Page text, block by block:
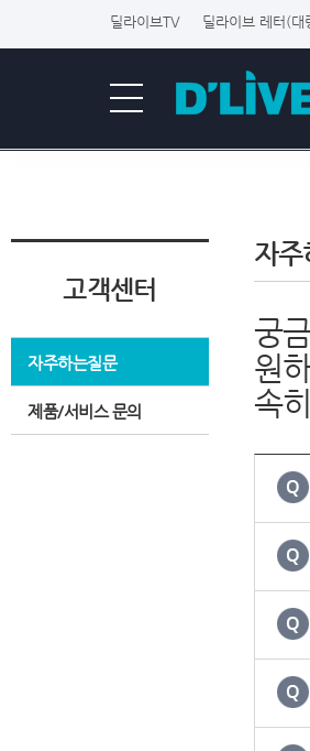
딜라이브TV 딜라이브 레터(대
고객센터
자주하는질문
제품/서비스 문의
자주
궁
원
속